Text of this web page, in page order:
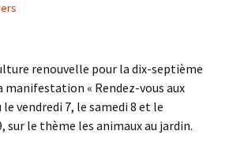
renouvelle pour la dix-septième
manifestation « Rendez-vous aux
le vendredi 7, le samedi 8 et le
sur le thème les animaux au jardin.